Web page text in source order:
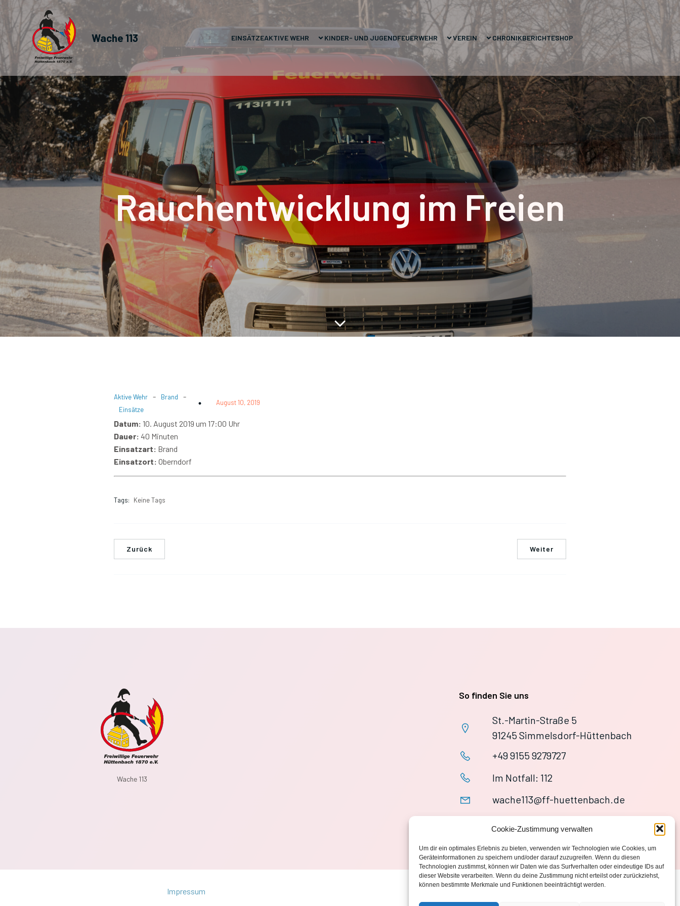
Cookie-Zustimmung verwalten
Um dir ein optimales Erlebnis zu bieten, verwenden wir Technologien wie Cookies, um
Geräteinformationen zu speichern und/oder darauf zuzugreifen. Wenn du diesen
Technologien zustimmst, können wir Daten wie das Surfverhalten oder eindeutige IDs auf
dieser Website verarbeiten. Wenn du deine Zustimmung nicht erteilst oder zurückziehst,
können bestimmte Merkmale und Funktionen beeinträchtigt werden.
Wache 113 EINSÄTZEAKTIVE WEHR KINDER- UND JUGENDFEUERWEHR VEREIN CHRONIKBERICHTESHOP
Rauchentwicklung im Freien
Aktive Wehr - Brand -
Einsätze
August 10, 2019
Datum: 10. August 2019 um 17:00 Uhr
Dauer: 40 Minuten
Einsatzart: Brand
Einsatzort: Oberndorf
Tags: Keine Tags
Zurück Weiter
Wache 113
So finden Sie uns
St.-Martin-Straße 5
91245 Simmelsdorf-Hüttenbach
+49 9155 9279727
Im Notfall: 112
wache113@ff-huettenbach.de
Impressum